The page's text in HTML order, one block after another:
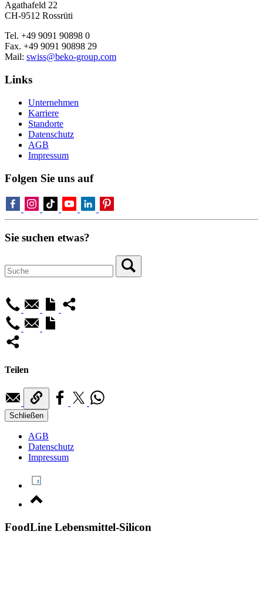
Agathafeld 22
CH-9512 Rossrüti
Tel. +49 9091 90898 0
Fax. +49 9091 90898 29
Mail: swiss@beko-group.com
Links
Unternehmen
Karriere
Standorte
Datenschutz
AGB
Impressum
Folgen Sie uns auf
Sie suchen etwas?
Teilen
Schließen
AGB
Datenschutz
Impressum
FoodLine Lebensmittel-Silicon